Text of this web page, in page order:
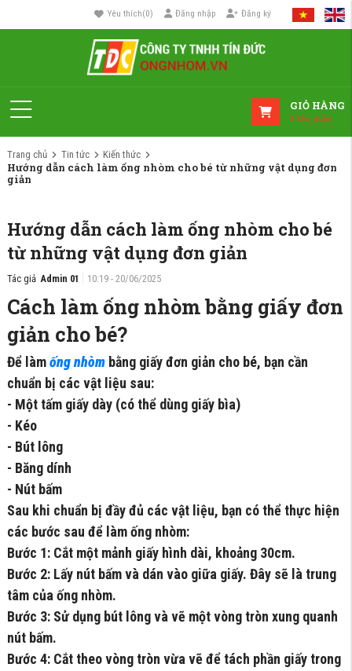
Đăng nhập Đăng ký
Yêu thích(0)
GIỎ HÀNG
0 Sản phẩm
Trang chủ Tin tức Kiến thức
Hướng dẫn cách làm ống nhòm cho bé từ những vật dụng đơn
giản
Hướng dẫn cách làm ống nhòm cho bé
từ những vật dụng đơn giản
Tác giả Admin 01 10:19 - 20/06/2025
Cách làm ống nhòm bằng giấy đơn
giản cho bé?
Để làmống nhòm bằng giấy đơn giản cho bé, bạn cần
chuẩn bị các vật liệu sau:
- Một tấm giấy dày (có thể dùng giấy bìa)
- Kéo
- Bút lông
- Băng dính
- Nút bấm
Sau khi chuẩn bị đầy đủ các vật liệu, bạn có thể thực hiện
các bước sau để làm ống nhòm:
Bước 1: Cắt một mảnh giấy hình dài, khoảng 30cm.
Bước 2: Lấy nút bấm và dán vào giữa giấy. Đây sẽ là trung
tâm của ống nhòm.
Bước 3: Sử dụng bút lông và vẽ một vòng tròn xung quanh
nút bấm.
Bước 4: Cắt theo vòng tròn vừa vẽ để tách phần giấy trong